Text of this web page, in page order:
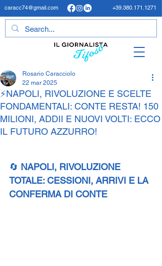
caracc74@gmail.com +39.380.171.1271
⚡NAPOLI, RIVOLUZIONE E SCELTE
FONDAMENTALI: CONTE RESTA! 150
MILIONI, ADDII E NUOVI VOLTI: ECCO
IL FUTURO AZZURRO!
Rosario Caracciolo
22 mar 2025
🔄 NAPOLI, RIVOLUZIONE
TOTALE: CESSIONI, ARRIVI E LA
CONFERMA DI CONTE